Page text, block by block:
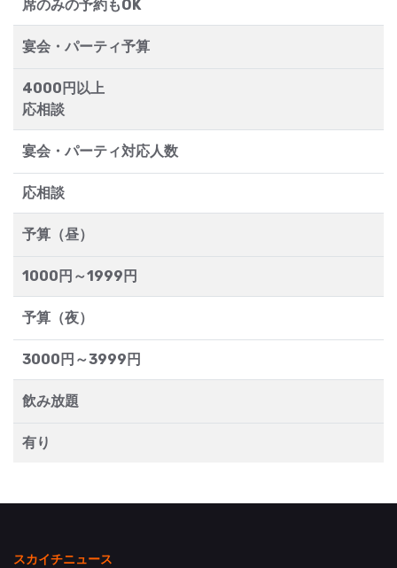
席のみの予約もOK
宴会・パーティ予算
4000円以上
応相談
宴会・パーティ対応人数
応相談
予算（昼）
1000円～1999円
予算（夜）
3000円～3999円
飲み放題
有り
スカイチニュース